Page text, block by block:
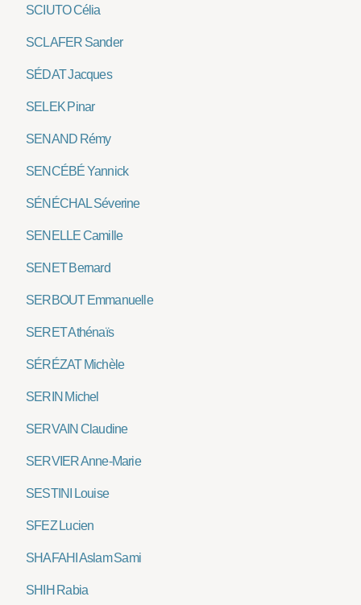
SCIUTO Célia
SCLAFER Sander
SÉDAT Jacques
SELEK Pinar
SENAND Rémy
SENCÉBÉ Yannick
SÉNÉCHAL Séverine
SENELLE Camille
SENET Bernard
SERBOUT Emmanuelle
SERET Athénaïs
SÉRÉZAT Michèle
SERIN Michel
SERVAIN Claudine
SERVIER Anne-Marie
SESTINI Louise
SFEZ Lucien
SHAFAHI Aslam Sami
SHIH Rabia